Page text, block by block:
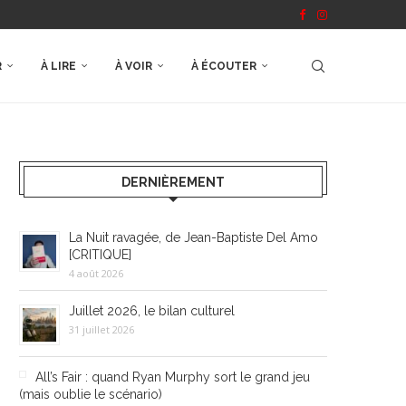
À LIRE À VOIR À ÉCOUTER
DERNIÈREMENT
La Nuit ravagée, de Jean-Baptiste Del Amo
[CRITIQUE]
4 août 2026
Juillet 2026, le bilan culturel
31 juillet 2026
All’s Fair : quand Ryan Murphy sort le grand jeu
(mais oublie le scénario)